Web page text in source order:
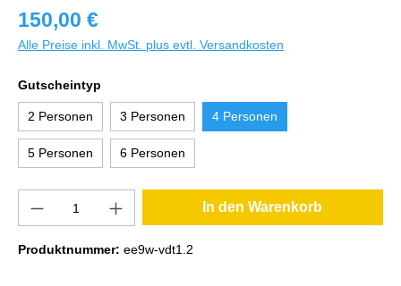
150,00 €
Alle Preise inkl. MwSt. plus evtl. Versandkosten
Gutscheintyp
2 Personen 3 Personen 4 Personen
5 Personen 6 Personen
In den Warenkorb
Produktnummer: ee9w-vdt1.2